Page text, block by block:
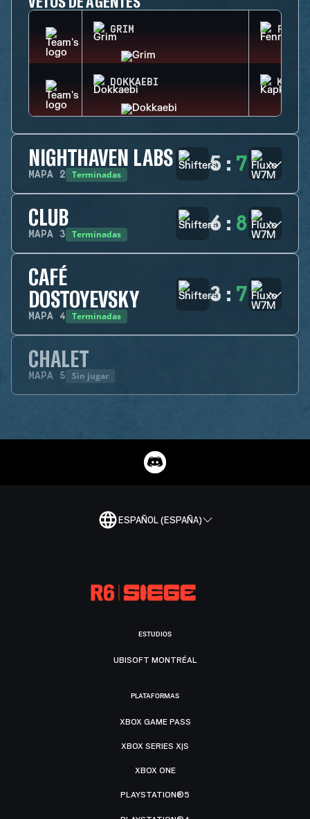
GRIM
DOKKAEBI
NIGHTHAVEN LABS
MAPA 2 Terminadas 5 : 7
CLUB
MAPA 3 Terminadas 6 : 8
CAFÉ
DOSTOYEVSKY
MAPA 4 Terminadas
3 : 7
CHALET
MAPA 5 Sin jugar
ESPAÑOL (ESPAÑA)
ESTUDIOS
UBISOFT MONTRÉAL
PLATAFORMAS
XBOX GAME PASS
XBOX SERIES X|S
XBOX ONE
PLAYSTATION®5